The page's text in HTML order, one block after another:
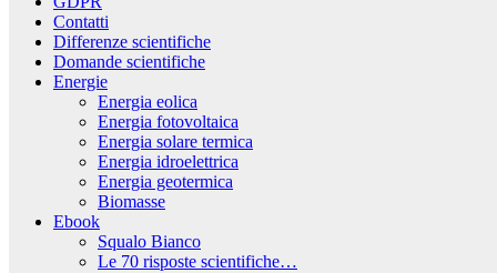
Contatti
Differenze scientifiche
Domande scientifiche
Energie
Energia eolica
Energia fotovoltaica
Energia solare termica
Energia idroelettrica
Energia geotermica
Biomasse
Ebook
Squalo Bianco
Le 70 risposte scientifiche…